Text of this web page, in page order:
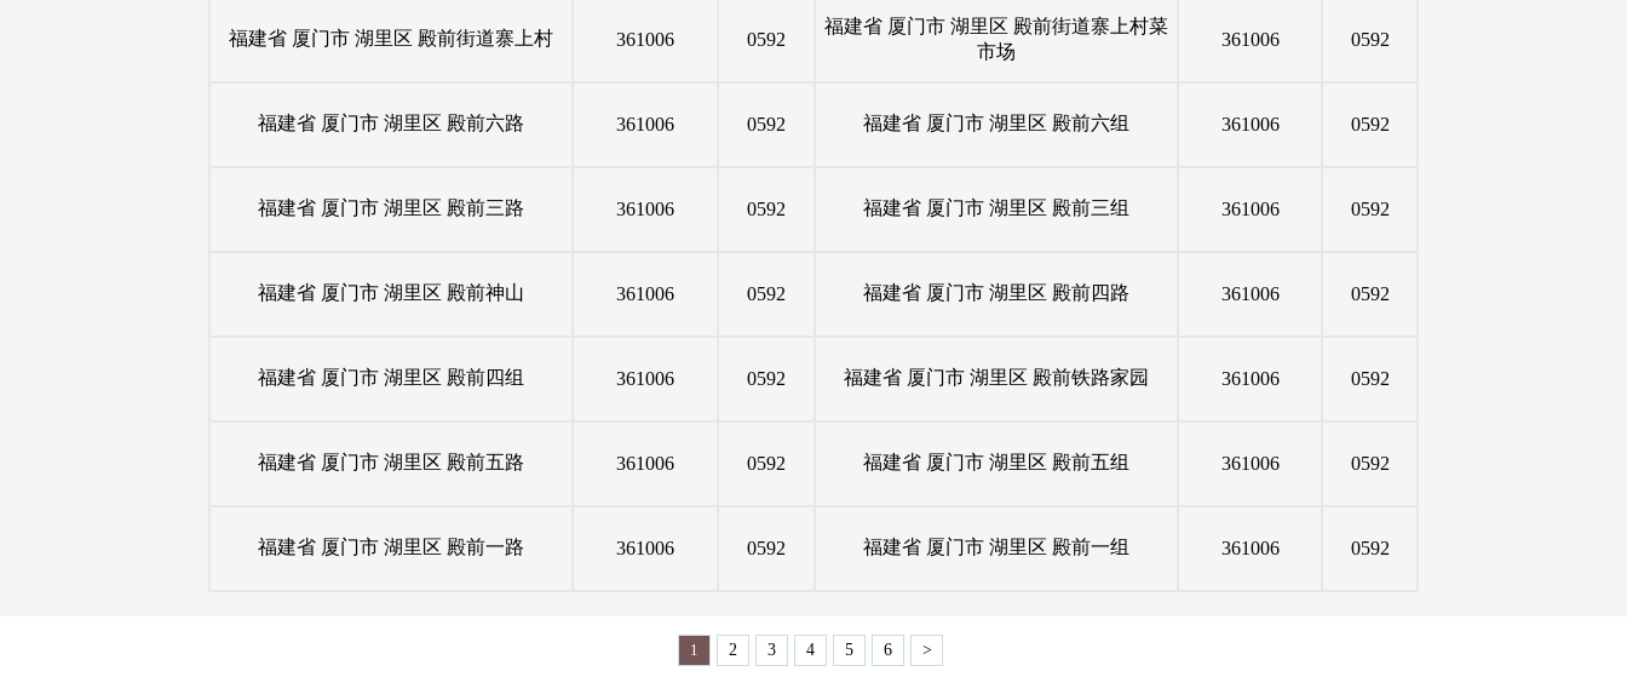
福建省 厦门市 湖里区 殿前街道寨上村 361006 0592
福建省 厦门市 湖里区 殿前街道寨上村菜
市场
361006 0592
福建省 厦门市 湖里区 殿前六路 361006 0592 福建省 厦门市 湖里区 殿前六组 361006 0592
福建省 厦门市 湖里区 殿前三路 361006 0592 福建省 厦门市 湖里区 殿前三组 361006 0592
福建省 厦门市 湖里区 殿前神山 361006 0592 福建省 厦门市 湖里区 殿前四路 361006 0592
福建省 厦门市 湖里区 殿前四组 361006 0592 福建省 厦门市 湖里区 殿前铁路家园 361006 0592
福建省 厦门市 湖里区 殿前五路 361006 0592 福建省 厦门市 湖里区 殿前五组 361006 0592
福建省 厦门市 湖里区 殿前一路 361006 0592 福建省 厦门市 湖里区 殿前一组 361006 0592
1 2 3 4 5 6 >